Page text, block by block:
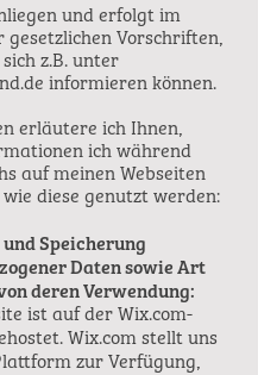
und erfolgt im
gesetzlichen Vorschriften,
z.B. unter
informieren können.
erläutere ich Ihnen,
ich während
auf meinen Webseiten
diese genutzt werden:
Speicherung
Daten sowie Art
deren Verwendung:
ist auf der Wix.com-
Wix.com stellt uns
zur Verfügung,